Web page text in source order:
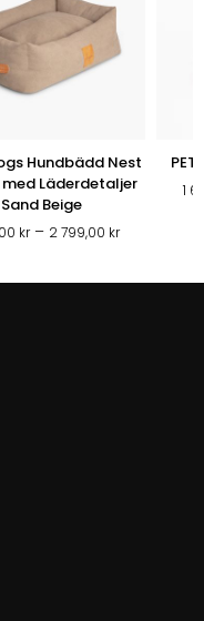
Hundbädd Nest
Läderdetaljer
Sand Beige
kr – 2 799,00 kr
1